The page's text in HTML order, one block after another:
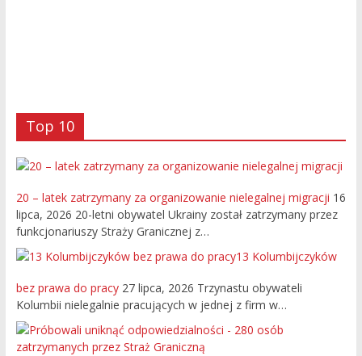
Top 10
20 – latek zatrzymany za organizowanie nielegalnej migracji 16
lipca, 2026 20-letni obywatel Ukrainy został zatrzymany przez
funkcjonariuszy Straży Granicznej z…
13 Kolumbijczyków
bez prawa do pracy27 lipca, 2026 Trzynastu obywateli
Kolumbii nielegalnie pracujących w jednej z firm w…